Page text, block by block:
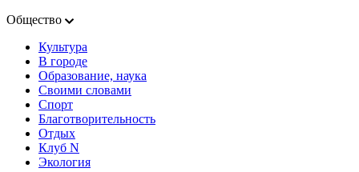
Общество
Культура
В городе
Образование, наука
Своими словами
Спорт
Благотворительность
Отдых
Клуб N
Экология